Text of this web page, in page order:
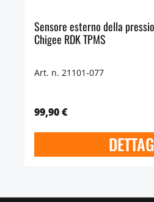
Sensore esterno della
Chigee RDK TPMS
Art. n. 21101-077
99,90 €